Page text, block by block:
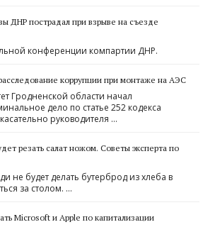
ДНР пострадал при взрыве на съезде
конференции компартии ДНР.
коррупции при монтаже на АЭС
Гродненской области начал
дело по статье 252 кодекса
руководителя …
резать салат ножом. Советы эксперта по
не будет делать бутерброд из хлеба в
за столом. …
Microsoft и Apple по капитализации